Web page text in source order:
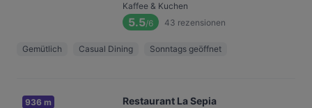
Kaffee & Kuchen
5.5/6 43 rezensionen
Gemütlich Casual Dining Sonntags geöffnet
936 m Restaurant La Sepia